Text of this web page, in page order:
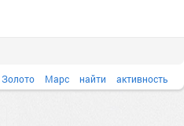
Золото Марс найти активность